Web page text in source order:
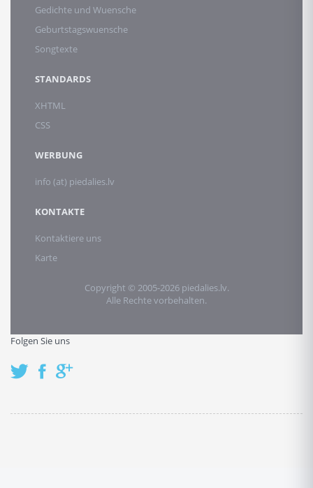
Gedichte und Wuensche
Geburtstagswuensche
Songtexte
STANDARDS
XHTML
CSS
WERBUNG
info (at) piedalies.lv
KONTAKTE
Kontaktiere uns
Karte
Copyright © 2005-2026 piedalies.lv.
Alle Rechte vorbehalten.
Folgen Sie uns